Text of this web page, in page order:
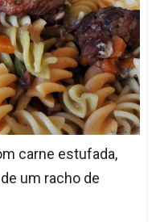
carne estufada,
um racho de